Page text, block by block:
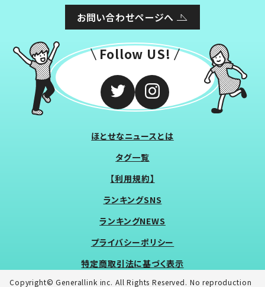
お問い合わせページへ
Follow US!
ほとせなニュースとは
タグ一覧
【利用規約】
ランキングSNS
ランキングNEWS
プライバシーポリシー
特定商取引法に基づく表示
Copyright© Generallink inc. All Rights Reserved. No reproduction